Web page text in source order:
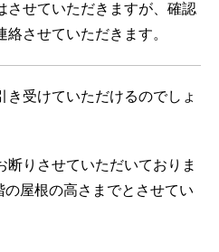
させていただきますが、確認
させていただきます。
き受けていただけるのでしょ
断りさせていただいておりま
屋根の高さまでとさせてい